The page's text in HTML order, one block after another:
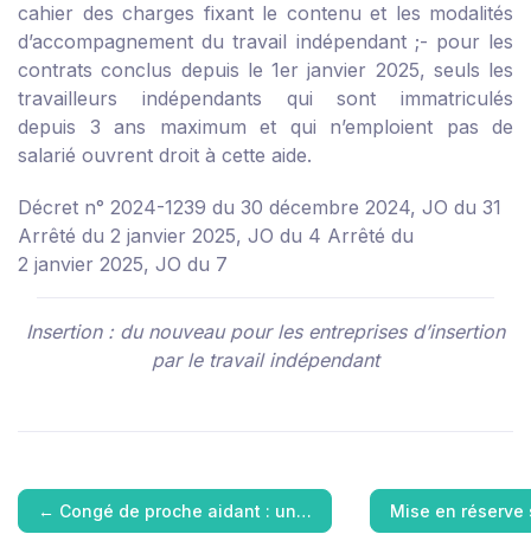
cahier des charges fixant le contenu et les modalités
d’accompagnement du travail indépendant ;- pour les
contrats conclus depuis le 1er janvier 2025, seuls les
travailleurs indépendants qui sont immatriculés
depuis 3 ans maximum et qui n’emploient pas de
salarié ouvrent droit à cette aide.
Décret n° 2024-1239 du 30 décembre 2024, JO du 31
Arrêté du 2 janvier 2025, JO du 4 Arrêté du
2 janvier 2025, JO du 7
Insertion : du nouveau pour les entreprises d’insertion
par le travail indépendant
← Congé de proche aidant : un… Mise en